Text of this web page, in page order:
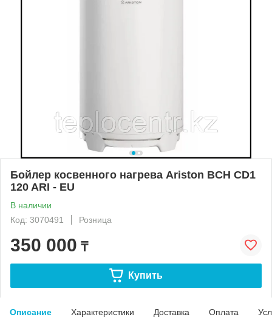
Бойлер косвенного нагрева Ariston BCH CD1
120 ARI - EU
В наличии
Код: 3070491
Розница
350 000 ₸
Купить
Описание Характеристики Доставка Оплата